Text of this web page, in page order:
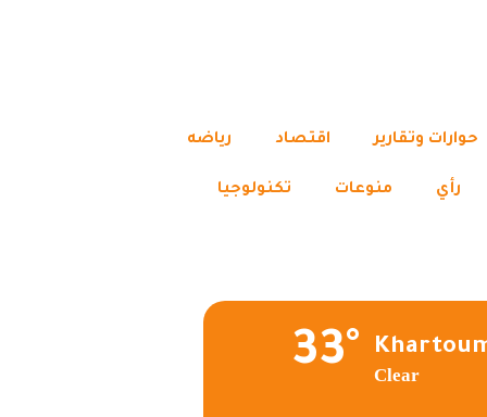
حوارات وتقارير اقتصاد رياضه
رأي منوعات تكنولوجيا
Clear
33°